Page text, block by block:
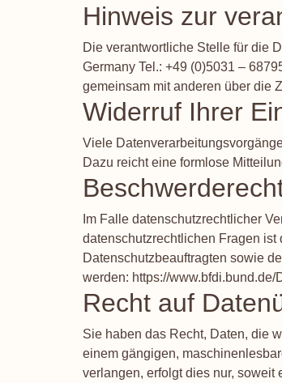
Hinweis zur
Die verantwortliche Stelle für die
Germany Tel.: +49 (0)5031 –
gemeinsam mit anderen über die
Widerruf Ihrer
Viele
Dazu reicht eine formlose
Im Falle datenschutzrechtlicher
datenschutzrechtlichen Fragen
Datenschutzbeauftragten sowie
werden: https://
Recht auf
Sie haben das Recht, Daten, die
einem gängigen,
verlangen, erfolgt dies nur, soweit